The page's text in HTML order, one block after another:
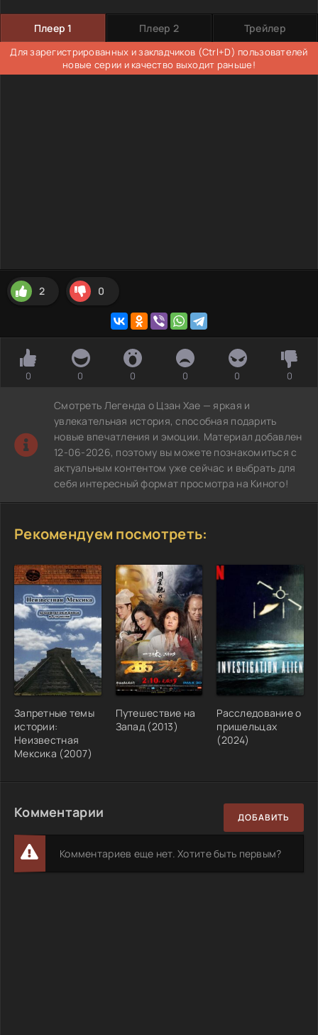
Плеер 1 Плеер 2 Трейлер
Для зарегистрированных и закладчиков (Ctrl+D) пользователей
новые серии и качество выходит раньше!
2 0
0 0 0 0 0 0
Смотреть Легенда о Цзан Хае — яркая и
увлекательная история, способная подарить
новые впечатления и эмоции. Материал добавлен
12-06-2026, поэтому вы можете познакомиться с
актуальным контентом уже сейчас и выбрать для
себя интересный формат просмотра на Киного!
Рекомендуем посмотреть:
Запретные темы
истории:
Неизвестная
Мексика (2007)
Путешествие на
Запад (2013)
Расследование о
пришельцах
(2024)
Комментарии ДОБАВИТЬ
Комментариев еще нет. Хотите быть первым?